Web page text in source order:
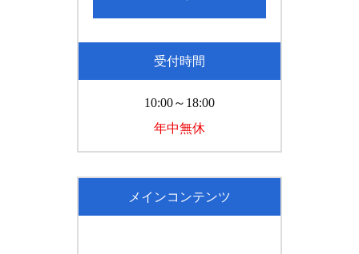
受付時間
10:00～18:00
年中無休
メインコンテンツ